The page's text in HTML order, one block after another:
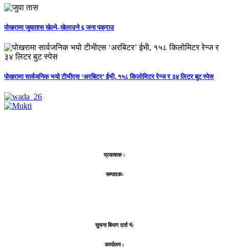
पोखरामा जुवातास खेल्ने–खेलाउने ६ जना पक्राउ
पोखरामा सार्वजनिक भयो टीभीएस ‘अरबिटर’ ईभी, १५८ किलोमिटर रेन्ज र ३४ लिटर बुट स्पेस
प्रकाशक :
सम्पादकः
सूचना बिभाग दर्ता नं:
कार्यालय :